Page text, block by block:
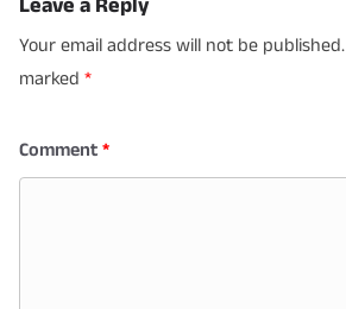
Your email address will not be published.
marked *
Comment*